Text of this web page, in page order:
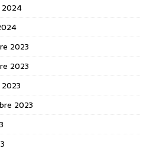
2023
2023
2023